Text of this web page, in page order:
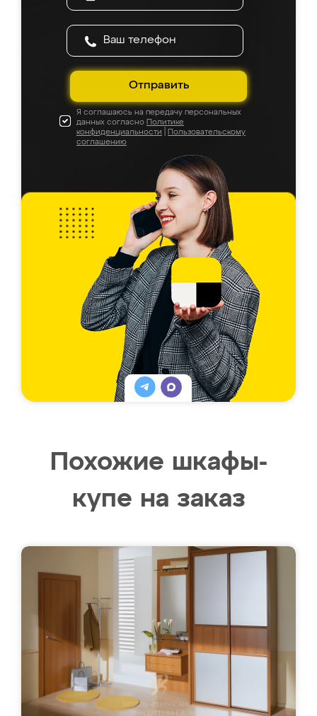
Отправить
Я соглашаюсь на передачу персональных
данных согласно Политике
конфиденциальности
Пользовательскому
соглашению
Похожие шкафы-
купе на заказ